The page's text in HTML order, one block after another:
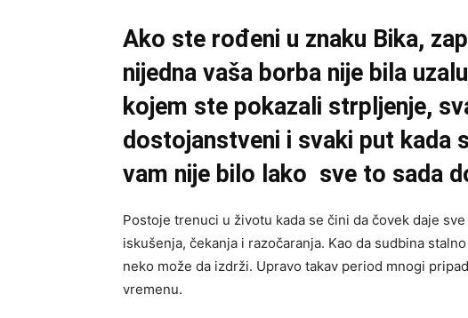
Ako ste rođeni u znaku Bika,
nijedna vaša borba nije bila
kojem ste pokazali strpljenje,
dostojanstveni i svaki put kada
vam nije bilo lako sve to sada
Postoje trenuci u životu kada se čini da čovek daje
iskušenja, čekanja i razočaranja. Kao da sudbina
neko može da izdrži. Upravo takav period mnogi
vremenu.